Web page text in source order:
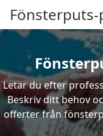
Fönsterputs-
Letar du efter
Beskriv ditt behov
offerter från